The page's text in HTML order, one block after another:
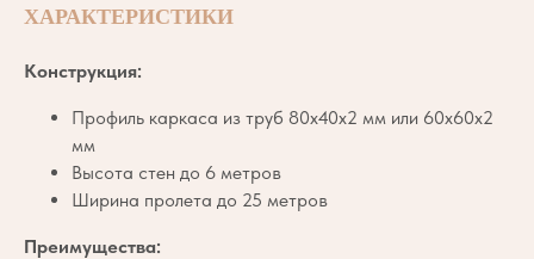
ХАРАКТЕРИСТИКИ
Конструкция:
Профиль каркаса из труб 80x40x2 мм или 60x60x2
мм
Высота стен до 6 метров
Ширина пролета до 25 метров
Преимущества: